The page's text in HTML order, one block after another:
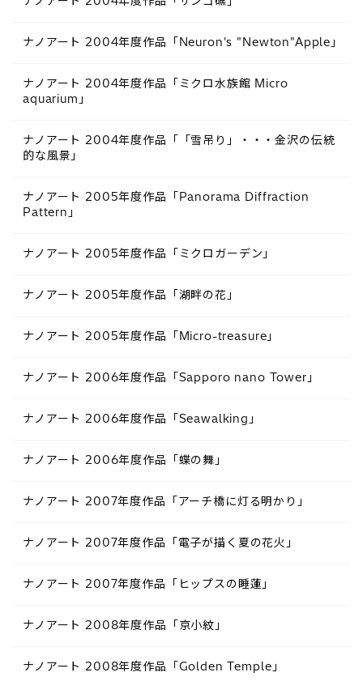
ナノアート 2004年度作品「Neuron's "Newton"Apple」
ナノアート 2004年度作品「ミクロ水族館 Micro
aquarium」
ナノアート 2004年度作品「「雪吊り」・・・金沢の伝統
的な風景」
ナノアート 2005年度作品「Panorama Diffraction
Pattern」
ナノアート 2005年度作品「ミクロガーデン」
ナノアート 2005年度作品「湖畔の花」
ナノアート 2005年度作品「Micro-treasure」
ナノアート 2006年度作品「Sapporo nano Tower」
ナノアート 2006年度作品「Seawalking」
ナノアート 2006年度作品「蝶の舞」
ナノアート 2007年度作品「アーチ橋に灯る明かり」
ナノアート 2007年度作品「電子が描く夏の花火」
ナノアート 2007年度作品「ヒップスの睡蓮」
ナノアート 2008年度作品「京小紋」
ナノアート 2008年度作品「Golden Temple」